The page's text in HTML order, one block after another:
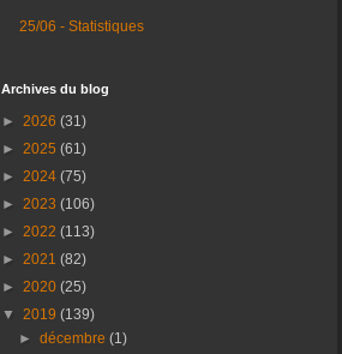
25/06 - Statistiques
Archives du blog
► 2026 (31)
► 2025 (61)
► 2024 (75)
► 2023 (106)
► 2022 (113)
► 2021 (82)
► 2020 (25)
▼ 2019 (139)
►décembre(1)